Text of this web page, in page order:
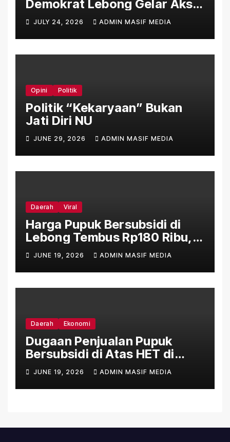
Demokrat Lebong Gelar Aksi
Bersih Rumah Ibadah Lewat
Gerakan Indonesia Asri
Langit Biru
JULY 24, 2026 ADMIN MASIF MEDIA
Opini Politik
Politik “Kekaryaan” Bukan
Jati Diri NU
JUNE 29, 2026 ADMIN MASIF MEDIA
Daerah Viral
Harga Pupuk Bersubsidi di
Lebong Tembus Rp180 Ribu,
Jauh Lampaui HET Permentan
No. 15/2025
JUNE 19, 2026 ADMIN MASIF MEDIA
Daerah Ekonomi
Dugaan Penjualan Pupuk
Bersubsidi di Atas HET di
Sejumlah Daerah Bengkulu
JUNE 19, 2026 ADMIN MASIF MEDIA